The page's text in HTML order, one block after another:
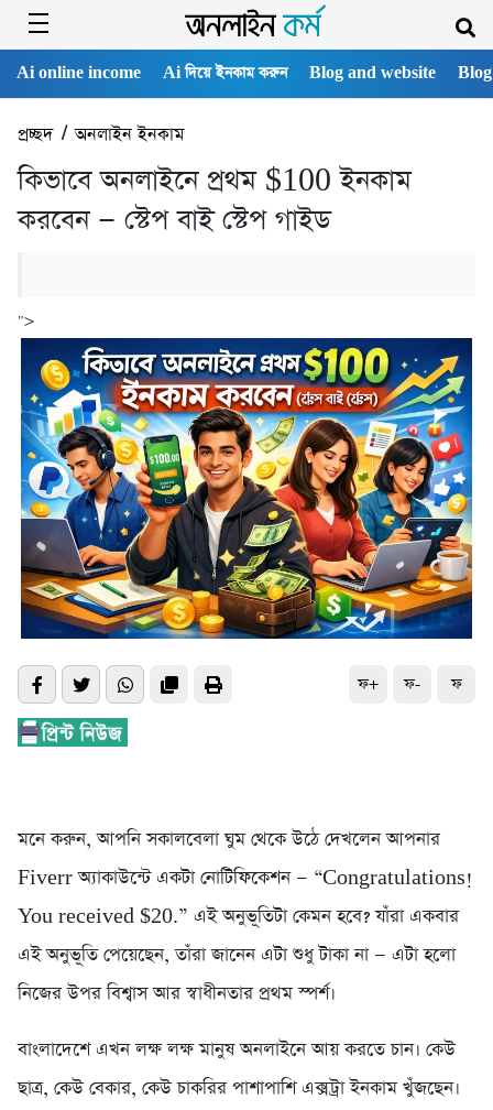
Ai online income Ai দিয়ে ইনকাম করুন Blog and website
প্রচ্ছদ/অনলাইন ইনকাম
কিভাবে অনলাইনে প্রথম $100 ইনকাম
করবেন — স্টেপ বাই স্টেপ গাইড
">
ফ+ ফ- ফ
মনে করুন, আপনি সকালবেলা ঘুম থেকে উঠে দেখলেন আপনার
Fiverr অ্যাকাউন্টে একটা নোটিফিকেশন — “Congratulations!
You received $20.” এই অনুভূতিটা কেমন হবে? যাঁরা একবার
এই অনুভূতি পেয়েছেন, তাঁরা জানেন এটা শুধু টাকা না — এটা হলো
নিজের উপর বিশ্বাস আর স্বাধীনতার প্রথম স্পর্শ।
বাংলাদেশে এখন লক্ষ লক্ষ মানুষ অনলাইনে আয় করতে চান। কেউ
ছাত্র, কেউ বেকার, কেউ চাকরির পাশাপাশি এক্সট্রা ইনকাম খুঁজছেন।